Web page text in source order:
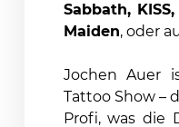
Sabbath,
Maiden, oder
Jochen Auer
Tattoo Show –
Profi, was die